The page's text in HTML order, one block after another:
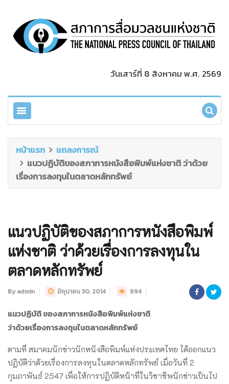
วันเสาร์ที่ 8 สิงหาคม พ.ศ. 2569
หน้าแรก
แถลงการณ์
แนวปฏิบัติของสภาการหนังสือพิมพ์แห่งชาติ ว่าด้วย
เรื่องการลงทุนในตลาดหลักทรัพย์
แนวปฏิบัติของสภาการหนังสือพิมพ์
แห่งชาติ ว่าด้วยเรื่องการลงทุนใน
ตลาดหลักทรัพย์
By admin มิถุนายน 30, 2014 894
แนวปฏิบัติ ของสภาการหนังสือพิมพ์แห่งชาติ
ว่าด้วยเรื่องการลงทุนในตลาดหลักทรัพย์
ตามที่ สมาคมนักข่าวนักหนังสือพิมพ์แห่งประเทศไทย ได้ออกแนว
ปฏิบัติว่าด้วยเรื่องการลงทุนในตลาดหลักทรัพย์ เมื่อวันที่ 2
กุมภาพันธ์ 2547 เพื่อให้การปฏิบัติหน้าที่ในวิชาชีพนักข่าวเป็นไป